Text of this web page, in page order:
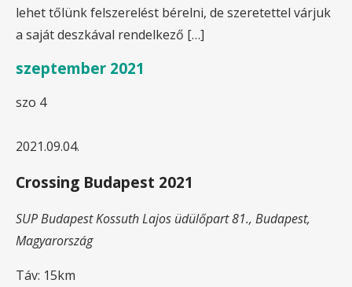
lehet tőlünk felszerelést bérelni, de szeretettel várjuk
a saját deszkával rendelkező […]
szeptember 2021
szo 4
2021.09.04.
Crossing Budapest 2021
SUP BudapestKossuth Lajos üdülőpart 81., Budapest,
Magyarország
Táv: 15km